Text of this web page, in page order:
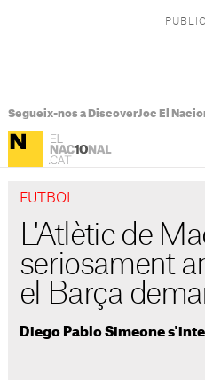
Segueix-nos a DiscoverJoc El
FUTBOL
L'Atlètic de
seriosament
el Barça
Diego Pablo Simeone